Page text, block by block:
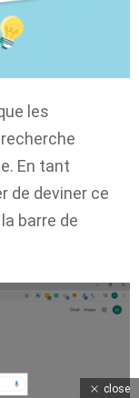
les
En tant
de deviner ce
barre de
close